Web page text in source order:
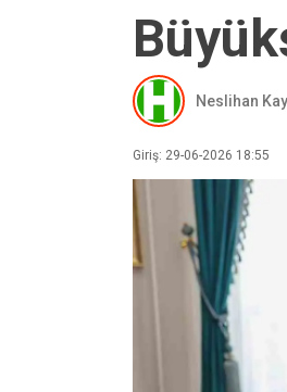
Neslihan
Giriş: 29-06-2026 18:55